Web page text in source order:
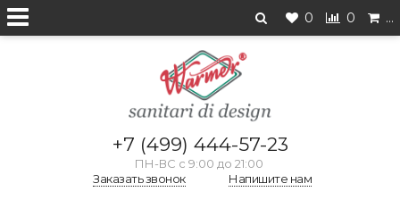
0 0 …
+7 (499) 444-57-23
ПН-ВС с 9:00 до 21:00
Заказать звонок
Напишите нам